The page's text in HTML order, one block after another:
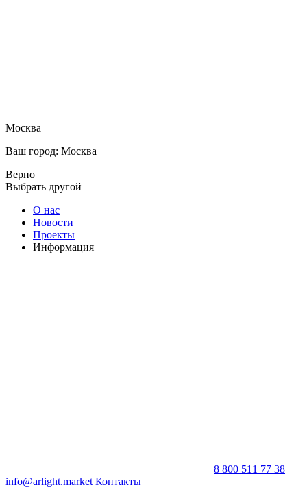
Москва
Ваш город: Москва
Верно
Выбрать другой
О нас
Новости
Проекты
Информация
8 800 511 77 38
info@arlight.market Контакты